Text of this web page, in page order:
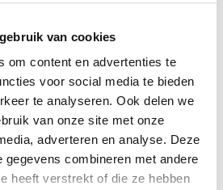
van cookies
om content en advertenties te
voor social media te bieden
te analyseren. Ook delen we
van onze site met onze
adverteren en analyse. Deze
gegevens combineren met andere
heeft verstrekt of die ze hebben
via onderstaande knop.
reis